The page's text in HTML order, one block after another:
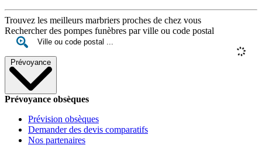
Trouvez les meilleurs marbriers proches de chez vous
Rechercher des pompes funèbres par ville ou code postal
Prévoyance
Prévoyance obsèques
Prévision obsèques
Demander des devis comparatifs
Nos partenaires